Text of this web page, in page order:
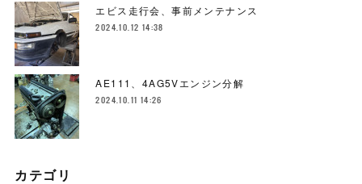
エビス走行会、事前メンテナンス
2024.10.12 14:38
AE111、4AG5Vエンジン分解
2024.10.11 14:26
カテゴリ